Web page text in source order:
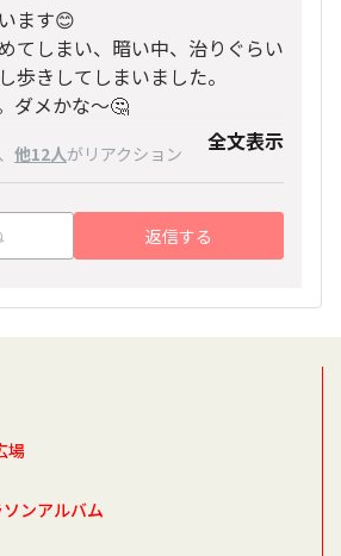
ます😊
てしまい、暗い中、治りぐらい
歩きしてしまいました。
ダメかな〜🤔
、 他12人がリアクション 全文表示
返信する
場
ンアルバム